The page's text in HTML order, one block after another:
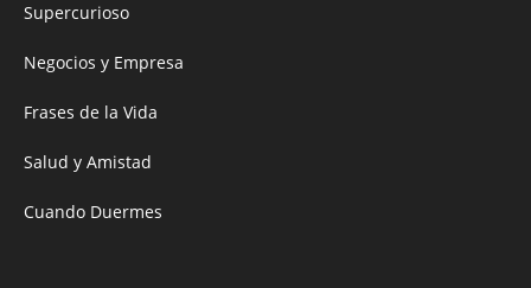
Supercurioso
Negocios y Empresa
Frases de la Vida
Salud y Amistad
Cuando Duermes